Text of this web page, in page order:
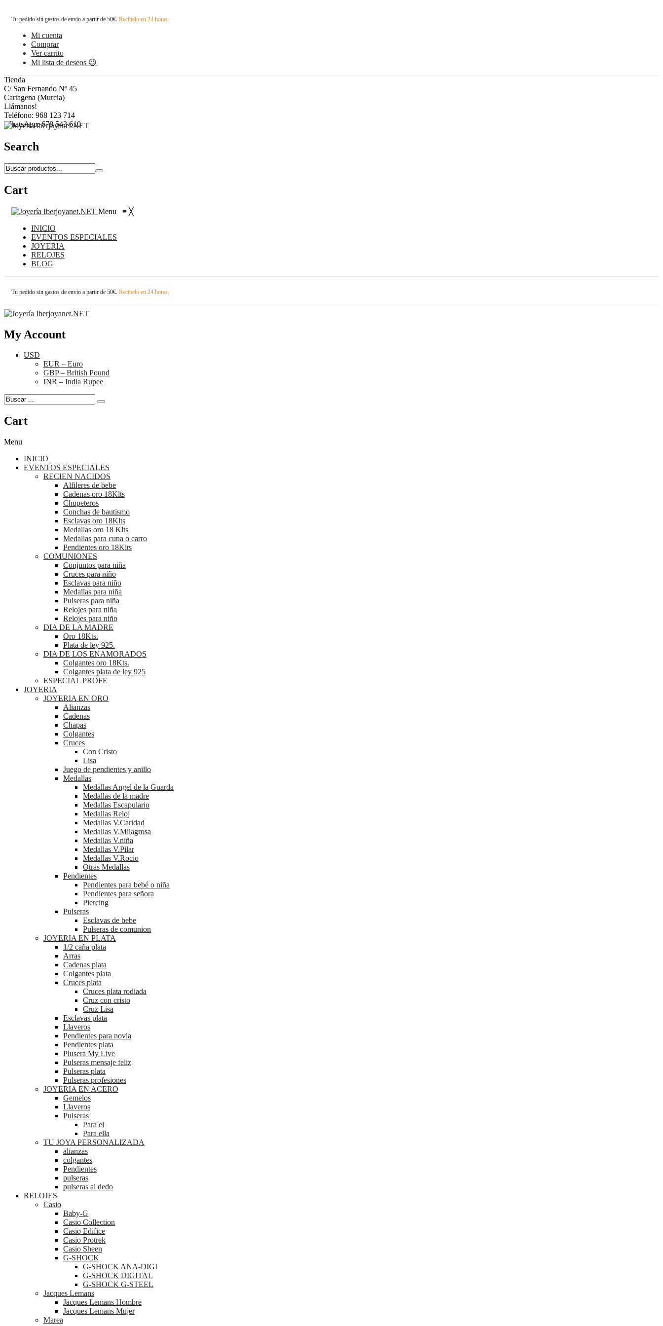
Tu pedido sin gastos de envío a partir de 50€. Recíbelo en 24 horas.
Mi cuenta
Comprar
Ver carrito
Mi lista de deseos 😉
Tienda
C/ San Fernando Nº 45
Cartagena (Murcia)
Llámanos!
Teléfono: 968 123 714
WhatsApp: 678 543 610
Search
Cart
Menu ≡ ╳
INICIO
EVENTOS ESPECIALES
JOYERIA
RELOJES
BLOG
Tu pedido sin gastos de envío a partir de 50€. Recíbelo en 24 horas.
My Account
USD
EUR – Euro
GBP – British Pound
INR – India Rupee
Cart
Menu
INICIO
EVENTOS ESPECIALES
RECIEN NACIDOS
Alfileres de bebe
Cadenas oro 18Klts
Chupeteros
Conchas de bautismo
Esclavas oro 18Klts
Medallas oro 18 Klts
Medallas para cuna o carro
Pendientes oro 18Klts
COMUNIONES
Conjuntos para niña
Cruces para niño
Esclavas para niño
Medallas para niña
Pulseras para niña
Relojes para niña
Relojes para niño
DIA DE LA MADRE
Oro 18Kts.
Plata de ley 925.
DIA DE LOS ENAMORADOS
Colgantes oro 18Kts.
Colgantes plata de ley 925
ESPECIAL PROFE
JOYERIA
JOYERIA EN ORO
Alianzas
Cadenas
Chapas
Colgantes
Cruces
Con Cristo
Lisa
Juego de pendientes y anillo
Medallas
Medallas Angel de la Guarda
Medallas de la madre
Medallas Escapulario
Medallas Reloj
Medallas V.Caridad
Medallas V.Milagrosa
Medallas V.niña
Medallas V.Pilar
Medallas V.Rocio
Otras Medallas
Pendientes
Pendientes para bebé o niña
Pendientes para señora
Piercing
Pulseras
Esclavas de bebe
Pulseras de comunion
JOYERIA EN PLATA
1/2 caña plata
Arras
Cadenas plata
Colgantes plata
Cruces plata
Cruces plata rodiada
Cruz con cristo
Cruz Lisa
Esclavas plata
Llaveros
Pendientes para novia
Pendientes plata
Plusera My Live
Pulseras mensaje feliz
Pulseras plata
Pulseras profesiones
JOYERIA EN ACERO
Gemelos
Llaveros
Pulseras
Para el
Para ella
TU JOYA PERSONALIZADA
alianzas
colgantes
Pendientes
pulseras
pulseras al dedo
RELOJES
Casio
Baby-G
Casio Collection
Casio Edifice
Casio Protrek
Casio Sheen
G-SHOCK
G-SHOCK ANA-DIGI
G-SHOCK DIGITAL
G-SHOCK G-STEEL
Jacques Lemans
Jacques Lemans Hombre
Jacques Lemans Mujer
Marea